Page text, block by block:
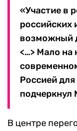
«Участие в
российских
возможный
<…> Мало на
Россией
подчеркнул
В центре